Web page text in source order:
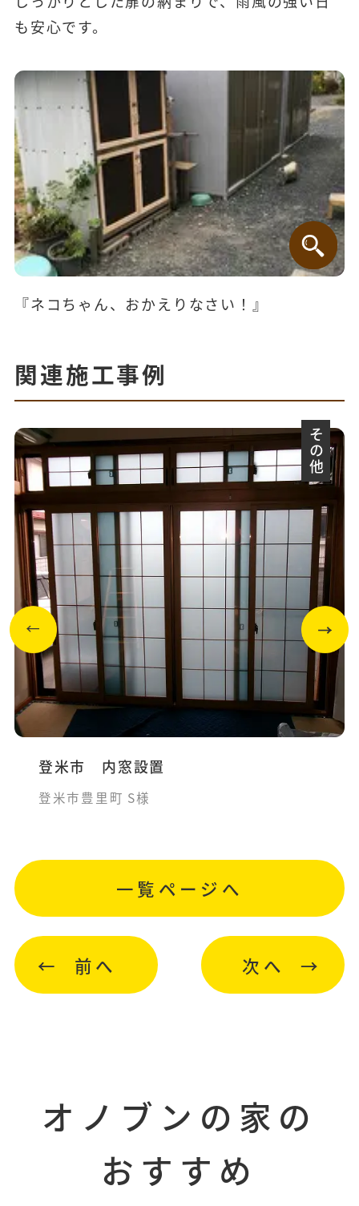
も安心です。
『ネコちゃん、おかえりなさい！』
関連施工事例
その他
登米市 内窓設置
登米市豊里町 S様
前へ
一覧ページへ
次へ
オノブンの家の
おすすめ